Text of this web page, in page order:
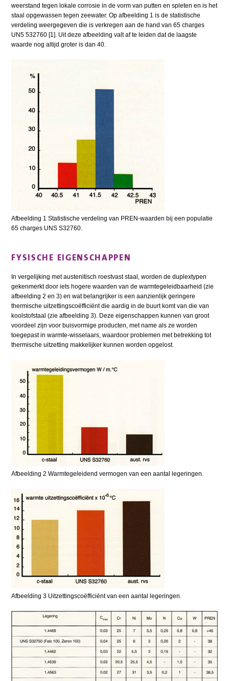
weerstand tegen lokale corrosie in de vorm van putten en spleten en is het
staal opgewassen tegen zeewater. Op afbeelding 1 is de statistische
verdeling weergegeven die is verkregen aan de hand van 65 charges
UN5 532760 [1]. Uit deze afbeelding valt af te leiden dat de laagste
waarde nog altijd groter is dan 40.
Afbeelding 1 Statistische verdeling van PREN-waarden bij een populatie
65 charges UNS S32760.
FYSISCHE EIGENSCHAPPEN
In vergelijking met austenitisch roestvast staal, worden de duplextypen
gekenmerkt door iets hogere waarden van de warmtegeleidbaarheid (zie
afbeelding 2 en 3) en wat belangrijker is een aanzienlijk geringere
thermische uitzettingscoëfficiënt die aardig in de buurt komt van die van
koolstofstaal (zie afbeelding 3). Deze eigenschappen kunnen van groot
voordeel zijn voor buisvormige producten, met name als ze worden
toegepast in warmte-wisselaars, waardoor problemen met betrekking tot
thermische uitzetting makkelijker kunnen worden opgelost.
Afbeelding 2 Warmtegeleidend vermogen van een aantal legeringen.
Afbeelding 3 Uitzettingscoëfficiënt van een aantal legeringen.